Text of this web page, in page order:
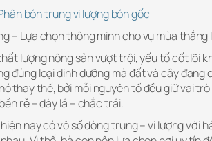
bón trung vi lượng bón gốc
– Lựa chọn thông minh cho vụ mùa thắng
lượng nông sản vượt trội, yếu tố cốt lõi
đúng loại dinh dưỡng mà đất và cây đang
thay thế, bởi mỗi nguyên tố đều giữ vai
rễ – dày lá – chắc trái.
nay có vô số dòng trung – vi lượng với